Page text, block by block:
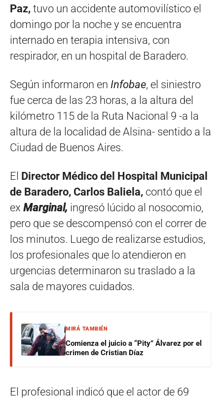
Paz, tuvo un accidente automovilístico el
domingo por la noche y se encuentra
internado en terapia intensiva, con
respirador, en un hospital de Baradero.
Según informaron en Infobae, el siniestro
fue cerca de las 23 horas, a la altura del
kilómetro 115 de la Ruta Nacional 9 -a la
altura de la localidad de Alsina- sentido a la
Ciudad de Buenos Aires.
El Director Médico del Hospital Municipal
de Baradero, Carlos Baliela, contó que el
ex Marginal, ingresó lúcido al nosocomio,
pero que se descompensó con el correr de
los minutos. Luego de realizarse estudios,
los profesionales que lo atendieron en
urgencias determinaron su traslado a la
sala de mayores cuidados.
MIRÁ TAMBIÉN
Comienza el juicio a “Pity” Álvarez por el
crimen de Cristian Díaz
El profesional indicó que el actor de 69